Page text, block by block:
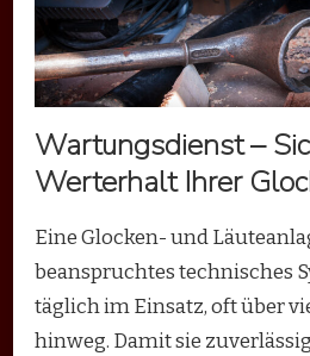
Wartungsdienst –
Werterhalt Ihrer
Eine Glocken- und
beanspruchtes technisches
täglich im Einsatz, oft über
hinweg. Damit sie